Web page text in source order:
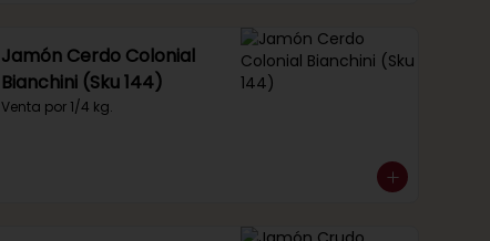
Jamón Cerdo Colonial
Bianchini (Sku 144)
Venta por 1/4 kg.